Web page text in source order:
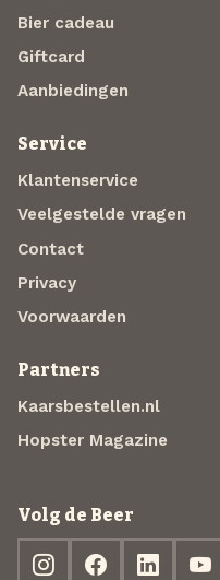
Bier cadeau
Giftcard
Aanbiedingen
Service
Klantenservice
Veelgestelde vragen
Contact
Privacy
Voorwaarden
Partners
Kaarsbestellen.nl
Hopster Magazine
Volg de Beer